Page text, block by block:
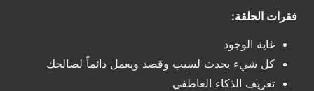
فقرات الحلقة:
غاية الوجود
كل شيء يحدث لسبب وقصد ويعمل دائماً لصالحك
تعريف الذكاء العاطفي